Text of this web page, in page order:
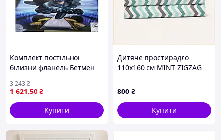
Комплект постільної
білизни фланель Бетмен
в ліжку
1 621.50 ₴
3 243₴
Купити
Дитяче простирадло
110х160 см MINT ZIGZAG
800 ₴
Купити